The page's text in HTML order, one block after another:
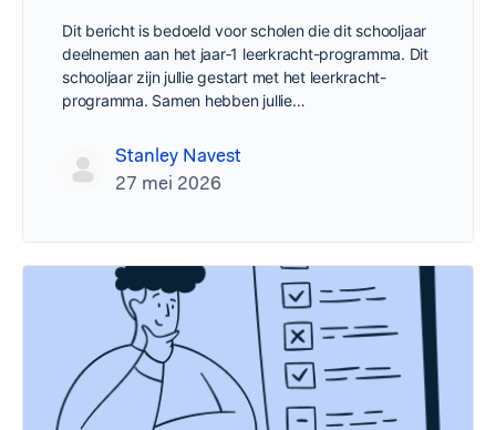
Dit bericht is bedoeld voor scholen die dit schooljaar
deelnemen aan het jaar‑1 leerkracht-programma. Dit
schooljaar zijn jullie gestart met het leerkracht-
programma. Samen hebben jullie…
Stanley Navest
27 mei 2026